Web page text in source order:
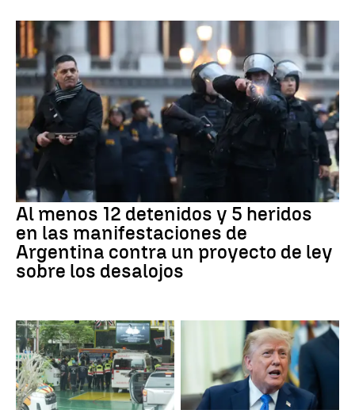
Al menos 12 detenidos y 5 heridos
en las manifestaciones de
Argentina contra un proyecto de ley
sobre los desalojos